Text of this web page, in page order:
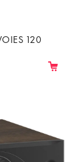
120